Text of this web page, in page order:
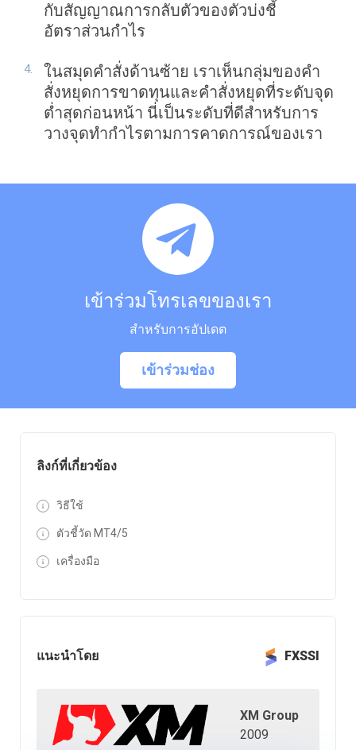
ลิงก์ที่เกี่ยวข้อง
วิธีใช้
ตัวชี้วัด MT4/5
เครื่องมือ
แนะนำโดย FXSSI
XM Group
2009
กับสัญญาณการกลับตัวของตัวบ่งชี้
อัตราส่วนกำไร
ในสมุดคำสั่งด้านซ้าย เราเห็นกลุ่มของคำ
สั่งหยุดการขาดทุนและคำสั่งหยุดที่ระดับจุด
ต่ำสุดก่อนหน้า นี่เป็นระดับที่ดีสำหรับการ
วางจุดทำกำไรตามการคาดการณ์ของเรา
เข้าร่วมโทรเลขของเรา
สำหรับการอัปเดต
เข้าร่วมช่อง